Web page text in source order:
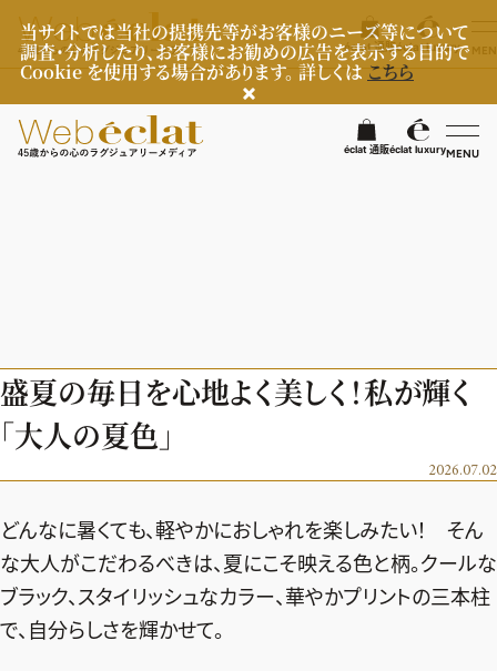
当サイトでは当社の提携先等がお客様のニーズ等について
調査・分析したり、お客様にお勧めの広告を表示する目的で
Cookie を使用する場合があります。 詳しくはこちら
éclat 通販éclat luxuryMENU検
8月の毎日コーデ
50代なに着てる？
ヘアスタイル・ヘアケア
エイジングケア
メイク
50代ベストコスメ
ヘルスケア
ヘルスケアTOPICS
更年期
ストレッチ・エクササイズ
ダイエット
50代健康のお悩み
ライフスタイル
ゴルフ
住まい
旅行＆グルメ
エクラ 華組メンバー一覧
エクラ 華組ランキング
チームJマダム
チームJマダムメンバー一覧
チームJマダムランキング
編集長コラム
éclat 通販éclat luxury
盛夏の毎日を心地よく美しく！私が輝く
「大人の夏色」
2026.07.02
どんなに暑くても、軽やかにおしゃれを楽しみたい！ そん
な大人がこだわるべきは、夏にこそ映える色と柄。クールな
ブラック、スタイリッシュなカラー、華やかプリントの三本柱
で、自分らしさを輝かせて。